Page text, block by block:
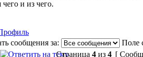
чего и из чего.
сообщения за:
Поле
Страница 4 из 4 [